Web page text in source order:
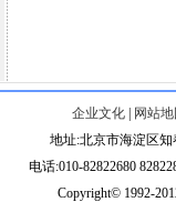
企业文化
网站
地址:北京市海淀区知
电话:010-82822680
Copyright© 1992-